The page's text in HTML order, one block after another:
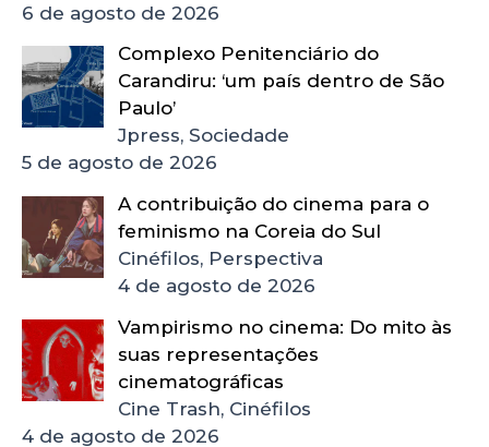
6 de agosto de 2026
Complexo Penitenciário do
Carandiru: ‘um país dentro de São
Paulo’
Jpress, Sociedade
5 de agosto de 2026
A contribuição do cinema para o
feminismo na Coreia do Sul
Cinéfilos, Perspectiva
4 de agosto de 2026
Vampirismo no cinema: Do mito às
suas representações
cinematográficas
Cine Trash, Cinéfilos
4 de agosto de 2026